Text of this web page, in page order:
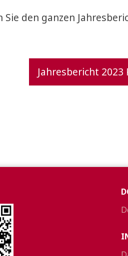
Sie den ganzen
Jahresbericht 2023